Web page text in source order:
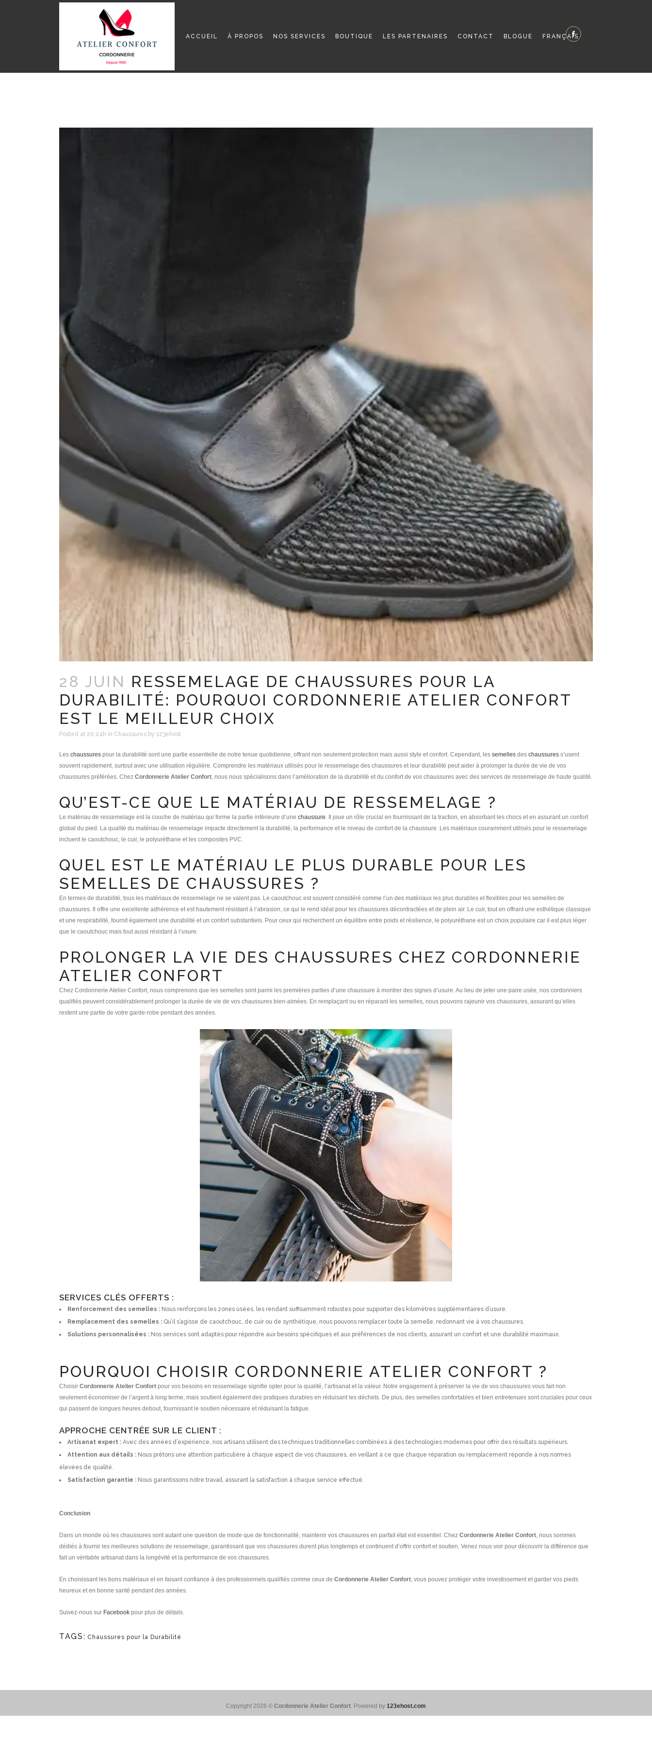
ACCUEIL À PROPOS NOS SERVICES BOUTIQUE LES PARTENAIRES CONTACT BLOGUE FRANÇAIS
28 JUIN RESSEMELAGE DE CHAUSSURES POUR LA
DURABILITÉ: POURQUOI CORDONNERIE ATELIER CONFORT
EST LE MEILLEUR CHOIX
Posted at 20:24h in Chaussures by 123ehost
Les chaussures pour la durabilité sont une partie essentielle de notre tenue quotidienne, offrant non seulement protection mais aussi style et confort. Cependant, les semelles des chaussures s’usent
souvent rapidement, surtout avec une utilisation régulière. Comprendre les matériaux utilisés pour le ressemelage des chaussures et leur durabilité peut aider à prolonger la durée de vie de vos
chaussures préférées. Chez Cordonnerie Atelier Confort, nous nous spécialisons dans l’amélioration de la durabilité et du confort de vos chaussures avec des services de ressemelage de haute qualité.
QU’EST-CE QUE LE MATÉRIAU DE RESSEMELAGE ?
Le matériau de ressemelage est la couche de matériau qui forme la partie inférieure d’une chaussure. Il joue un rôle crucial en fournissant de la traction, en absorbant les chocs et en assurant un confort
global du pied. La qualité du matériau de ressemelage impacte directement la durabilité, la performance et le niveau de confort de la chaussure. Les matériaux couramment utilisés pour le ressemelage
incluent le caoutchouc, le cuir, le polyuréthane et les composites PVC.
QUEL EST LE MATÉRIAU LE PLUS DURABLE POUR LES
SEMELLES DE CHAUSSURES ?
En termes de durabilité, tous les matériaux de ressemelage ne se valent pas. Le caoutchouc est souvent considéré comme l’un des matériaux les plus durables et flexibles pour les semelles de
chaussures. Il offre une excellente adhérence et est hautement résistant à l’abrasion, ce qui le rend idéal pour les chaussures décontractées et de plein air. Le cuir, tout en offrant une esthétique classique
et une respirabilité, fournit également une durabilité et un confort substantiels. Pour ceux qui recherchent un équilibre entre poids et résilience, le polyuréthane est un choix populaire car il est plus léger
que le caoutchouc mais tout aussi résistant à l’usure.
PROLONGER LA VIE DES CHAUSSURES CHEZ CORDONNERIE
ATELIER CONFORT
Chez Cordonnerie Atelier Confort, nous comprenons que les semelles sont parmi les premières parties d’une chaussure à montrer des signes d’usure. Au lieu de jeter une paire usée, nos cordonniers
qualifiés peuvent considérablement prolonger la durée de vie de vos chaussures bien-aimées. En remplaçant ou en réparant les semelles, nous pouvons rajeunir vos chaussures, assurant qu’elles
restent une partie de votre garde-robe pendant des années.
SERVICES CLÉS OFFERTS :
Renforcement des semelles : Nous renforçons les zones usées, les rendant suffisamment robustes pour supporter des kilomètres supplémentaires d’usure.
Remplacement des semelles : Qu’il s’agisse de caoutchouc, de cuir ou de synthétique, nous pouvons remplacer toute la semelle, redonnant vie à vos chaussures.
Solutions personnalisées : Nos services sont adaptés pour répondre aux besoins spécifiques et aux préférences de nos clients, assurant un confort et une durabilité maximaux.
POURQUOI CHOISIR CORDONNERIE ATELIER CONFORT ?
Choisir Cordonnerie Atelier Confort pour vos besoins en ressemelage signifie opter pour la qualité, l’artisanat et la valeur. Notre engagement à préserver la vie de vos chaussures vous fait non
seulement économiser de l’argent à long terme, mais soutient également des pratiques durables en réduisant les déchets. De plus, des semelles confortables et bien entretenues sont cruciales pour ceux
qui passent de longues heures debout, fournissant le soutien nécessaire et réduisant la fatigue.
APPROCHE CENTRÉE SUR LE CLIENT :
Artisanat expert : Avec des années d’expérience, nos artisans utilisent des techniques traditionnelles combinées à des technologies modernes pour offrir des résultats supérieurs.
Attention aux détails : Nous prêtons une attention particulière à chaque aspect de vos chaussures, en veillant à ce que chaque réparation ou remplacement réponde à nos normes
élevées de qualité.
Satisfaction garantie : Nous garantissons notre travail, assurant la satisfaction à chaque service effectué.
Conclusion
Dans un monde où les chaussures sont autant une question de mode que de fonctionnalité, maintenir vos chaussures en parfait état est essentiel. Chez Cordonnerie Atelier Confort, nous sommes
dédiés à fournir les meilleures solutions de ressemelage, garantissant que vos chaussures durent plus longtemps et continuent d’offrir confort et soutien. Venez nous voir pour découvrir la différence que
fait un véritable artisanat dans la longévité et la performance de vos chaussures.
En choisissant les bons matériaux et en faisant confiance à des professionnels qualifiés comme ceux de Cordonnerie Atelier Confort, vous pouvez protéger votre investissement et garder vos pieds
heureux et en bonne santé pendant des années.
Suivez-nous sur Facebook pour plus de détails.
TAGS: Chaussures pour la Durabilité
Copyright 2026 © Cordonnerie Atelier Confort. Powered by 123ehost.com